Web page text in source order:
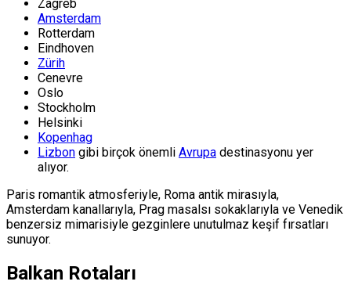
Zagreb
Amsterdam
Rotterdam
Eindhoven
Zürih
Cenevre
Oslo
Stockholm
Helsinki
Kopenhag
Lizbon gibi birçok önemli Avrupa destinasyonu yer
alıyor.
Paris romantik atmosferiyle, Roma antik mirasıyla,
Amsterdam kanallarıyla, Prag masalsı sokaklarıyla ve Venedik
benzersiz mimarisiyle gezginlere unutulmaz keşif fırsatları
sunuyor.
Balkan Rotaları